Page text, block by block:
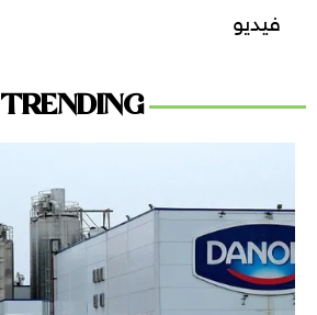
فيديو
TRENDING